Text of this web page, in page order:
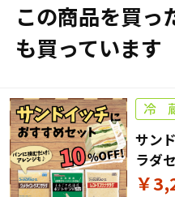
この商品を買っ
も買っています
サン
ラダ
￥